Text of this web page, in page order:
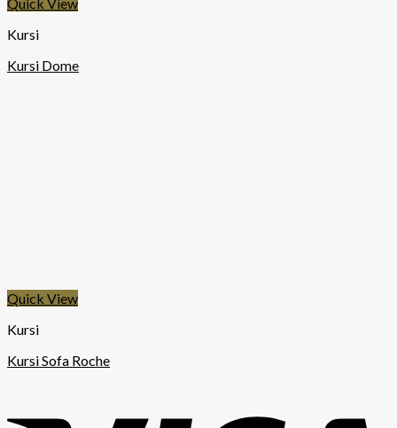
Kursi
Kursi Dome
Quick View
Kursi
Kursi Sofa Roche